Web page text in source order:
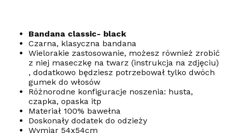
Bandana classic- black
Czarna, klasyczna bandana
Wielorakie zastosowanie, możesz również zrobić
z niej maseczkę na twarz (instrukcja na zdjęciu)
, dodatkowo będziesz potrzebował tylko dwóch
gumek do włosów
Różnorodne konfiguracje noszenia: husta,
czapka, opaska itp
Materiał 100% bawełna
Doskonały dodatek do odzieży
Wymiar 54x54cm